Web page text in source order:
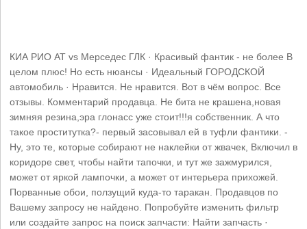
КИА РИО АТ vs Мерседес ГЛК · Красивый фантик - не более В
целом плюс! Но есть нюансы · Идеальный ГОРОДСКОЙ
автомобиль · Нравится. Не нравится. Вот в чём вопрос. Все
отзывы. Комментарий продавца. Не бита не крашена,новая
зимняя резина,эра глонасс уже стоит!!!я собственник. А что
такое проститутка?- первый засовывал ей в туфли фантики. -
Ну, это те, которые собирают не наклейки от жвачек, Включил в
коридоре свет, чтобы найти тапочки, и тут же зажмурился,
может от яркой лампочки, а может от интерьера прихожей.
Порванные обои, ползущий куда-то таракан. Продавцов по
Вашему запросу не найдено. Попробуйте изменить фильтр
или создайте запрос на поиск запчасти: Найти запчасть ·